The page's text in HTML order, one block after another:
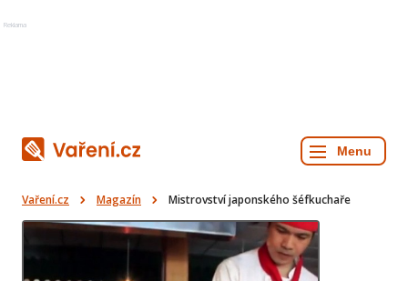
Reklama
Vaření.cz Magazín Mistrovství japonského šéfkuchaře